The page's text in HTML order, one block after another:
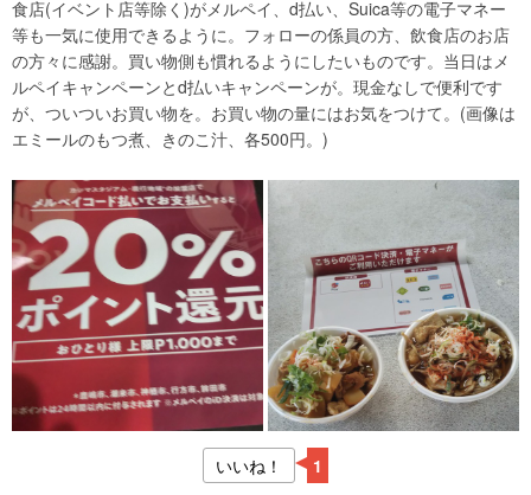
食店(イベント店等除く)がメルペイ、d払い、Suica等の電子マネー
等も一気に使用できるように。フォローの係員の方、飲食店のお店
の方々に感謝。買い物側も慣れるようにしたいものです。当日はメ
ルペイキャンペーンとd払いキャンペーンが。現金なしで便利です
が、ついついお買い物を。お買い物の量にはお気をつけて。(画像は
エミールのもつ煮、きのこ汁、各500円。)
いいね！ 1